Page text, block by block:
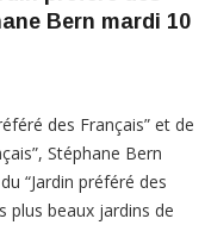
Bern mardi 10
des Français” et de
Stéphane Bern
“Jardin préféré des
plus beaux jardins de